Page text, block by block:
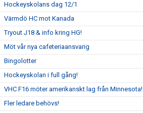
Hockeyskolans dag 12/1
Värmdö HC mot Kanada
Tryout J18 & info kring HG!
Möt vår nya cafeteriaansvarig
Bingolotter
Hockeyskolan i full gång!
VHC F16 möter amerikanskt lag från Minnesota!
Fler ledare behövs!